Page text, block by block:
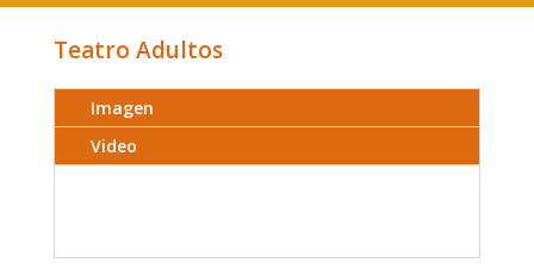
Teatro Adultos
Imagen
Video